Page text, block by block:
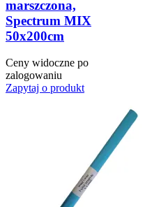
marszczona,
Spectrum MIX
50x200cm
Ceny widoczne po
zalogowaniu
Zapytaj o produkt